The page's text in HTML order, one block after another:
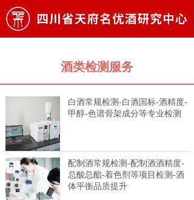
酒类检测服务
白酒常规检测-白酒国标-酒精度-
甲醇-色谱骨架成分等专业检测
配制酒常规检测-配制酒酒精度-
总酸总酯-着色剂等项目检测-酒
体平衡品质提升